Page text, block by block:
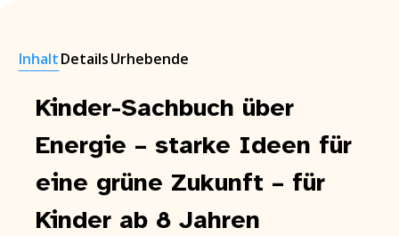
InhaltDetailsUrhebende
Kinder-Sachbuch über
Energie – starke Ideen für
eine grüne Zukunft – für
Kinder ab 8 Jahren